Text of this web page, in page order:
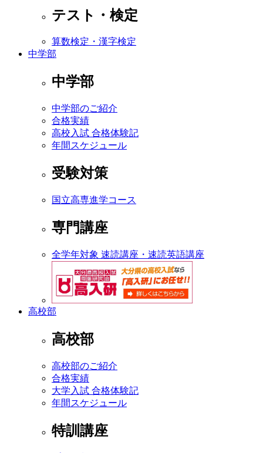
テスト・検定
算数検定・漢字検定
中学部
中学部
中学部のご紹介
合格実績
高校入試 合格体験記
年間スケジュール
受験対策
国立高専進学コース
専門講座
全学年対象 速読講座・速読英語講座
高校部
高校部
高校部のご紹介
合格実績
大学入試 合格体験記
年間スケジュール
特訓講座